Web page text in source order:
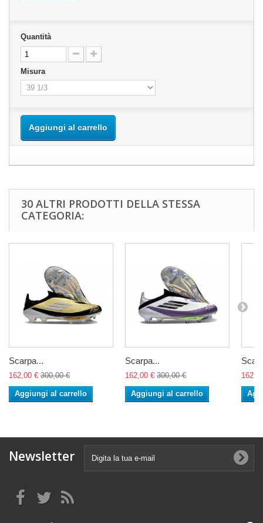
Quantità
Misura
Aggiungi al carrello
30 ALTRI PRODOTTI DELLA STESSA
CATEGORIA:
Scarpa...
162,00 € 300,00 €
Aggiungi al carrello
Scarpa...
162,00 € 300,00 €
Aggiungi al carrello
Newsletter